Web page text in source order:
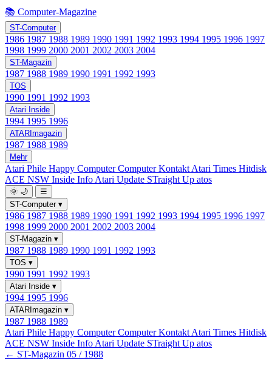
📚 Computer-Magazine
ST-Computer
1986 1987 1988 1989 1990 1991 1992 1993 1994 1995 1996 1997
1998 1999 2000 2001 2002 2003 2004
ST-Magazin
1987 1988 1989 1990 1991 1992 1993
TOS
1990 1991 1992 1993
Atari Inside
1994 1995 1996
ATARImagazin
1987 1988 1989
Mehr
Atari Phile Happy ComputerComputer Kontakt Atari Times Hitdisk
ACE NSW Inside Info Atari Update STraight Up atos
🌞 🌙
☰
ST-Computer ▾
1986 1987 1988 1989 1990 1991 1992 1993 1994 1995 1996 1997
1998 1999 2000 2001 2002 2003 2004
ST-Magazin ▾
1987 1988 1989 1990 1991 1992 1993
TOS ▾
1990 1991 1992 1993
Atari Inside ▾
1994 1995 1996
ATARImagazin ▾
1987 1988 1989
Atari Phile Happy ComputerComputer Kontakt Atari Times Hitdisk
ACE NSW Inside Info Atari Update STraight Up atos
← ST-Magazin 05 / 1988